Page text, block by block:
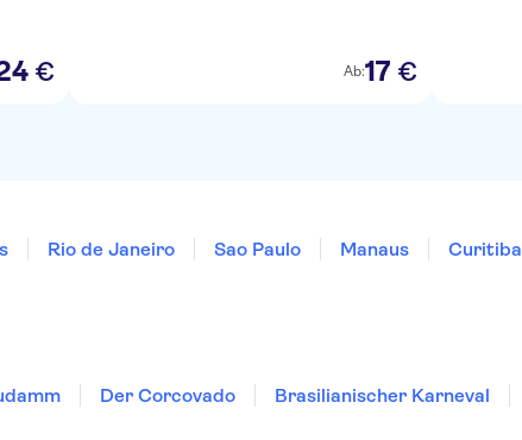
€ Ab:17 €
Rio de Janeiro Sao Paulo Manaus Curitiba
Der Corcovado Brasilianischer Karneval